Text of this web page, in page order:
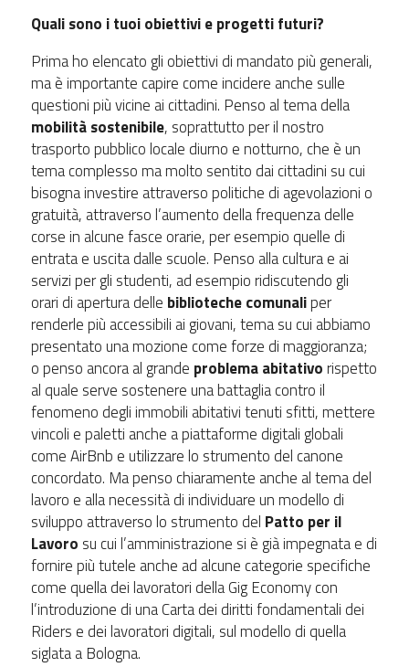
Quali sono i tuoi obiettivi e progetti futuri?
Prima ho elencato gli obiettivi di mandato più generali,
ma è importante capire come incidere anche sulle
questioni più vicine ai cittadini. Penso al tema della
mobilità sostenibile, soprattutto per il nostro
trasporto pubblico locale diurno e notturno, che è un
tema complesso ma molto sentito dai cittadini su cui
bisogna investire attraverso politiche di agevolazioni o
gratuità, attraverso l’aumento della frequenza delle
corse in alcune fasce orarie, per esempio quelle di
entrata e uscita dalle scuole. Penso alla cultura e ai
servizi per gli studenti, ad esempio ridiscutendo gli
orari di apertura delle biblioteche comunaliper
renderle più accessibili ai giovani, tema su cui abbiamo
presentato una mozione come forze di maggioranza;
o penso ancora al grande problema abitativorispetto
al quale serve sostenere una battaglia contro il
fenomeno degli immobili abitativi tenuti sfitti, mettere
vincoli e paletti anche a piattaforme digitali globali
come AirBnb e utilizzare lo strumento del canone
concordato. Ma penso chiaramente anche al tema del
lavoro e alla necessità di individuare un modello di
sviluppo attraverso lo strumento del Patto per il
Lavoro su cui l’amministrazione si è già impegnata e di
fornire più tutele anche ad alcune categorie specifiche
come quella dei lavoratori della Gig Economy con
l’introduzione di una Carta dei diritti fondamentali dei
Riders e dei lavoratori digitali, sul modello di quella
siglata a Bologna.